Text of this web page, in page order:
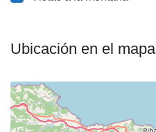
Ubicación en el mapa